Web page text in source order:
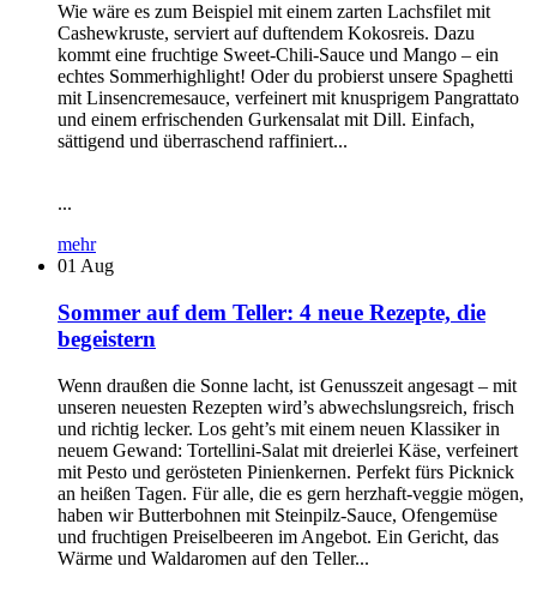
Wie wäre es zum Beispiel mit einem zarten Lachsfilet mit
Cashewkruste, serviert auf duftendem Kokosreis. Dazu
kommt eine fruchtige Sweet-Chili-Sauce und Mango – ein
echtes Sommerhighlight! Oder du probierst unsere Spaghetti
mit Linsencremesauce, verfeinert mit knusprigem Pangrattato
und einem erfrischenden Gurkensalat mit Dill. Einfach,
sättigend und überraschend raffiniert...
...
mehr
01 Aug
Sommer auf dem Teller: 4 neue Rezepte, die
begeistern
Wenn draußen die Sonne lacht, ist Genusszeit angesagt – mit
unseren neuesten Rezepten wird’s abwechslungsreich, frisch
und richtig lecker. Los geht’s mit einem neuen Klassiker in
neuem Gewand: Tortellini-Salat mit dreierlei Käse, verfeinert
mit Pesto und gerösteten Pinienkernen. Perfekt fürs Picknick
an heißen Tagen. Für alle, die es gern herzhaft-veggie mögen,
haben wir Butterbohnen mit Steinpilz-Sauce, Ofengemüse
und fruchtigen Preiselbeeren im Angebot. Ein Gericht, das
Wärme und Waldaromen auf den Teller...